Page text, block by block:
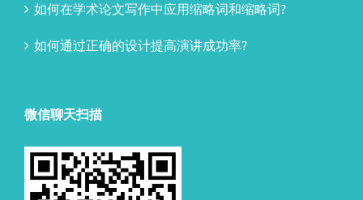
如何在学术论文写作中应用缩略词和缩略词?
如何通过正确的设计提高演讲成功率?
微信聊天扫描